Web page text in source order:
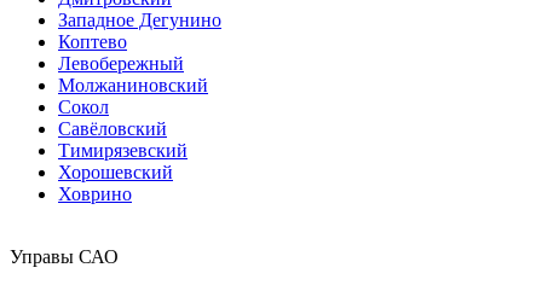
Западное Дегунино
Коптево
Левобережный
Молжаниновский
Сокол
Савёловский
Тимирязевский
Хорошевский
Ховрино
Управы САО